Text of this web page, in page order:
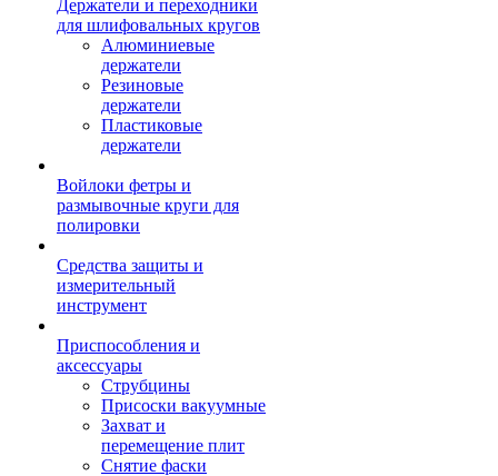
Держатели и переходники
для шлифовальных кругов
Алюминиевые
держатели
Резиновые
держатели
Пластиковые
держатели
Войлоки фетры и
размывочные круги для
полировки
Средства защиты и
измерительный
инструмент
Приспособления и
аксессуары
Струбцины
Присоски вакуумные
Захват и
перемещение плит
Снятие фаски